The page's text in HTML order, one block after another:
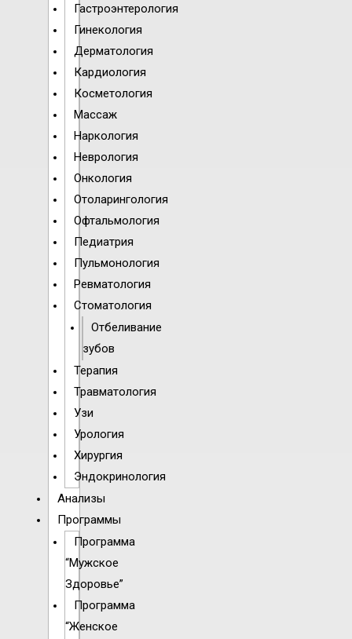
Гастроэнтерология
Гинекология
Дерматология
Кардиология
Косметология
Массаж
Наркология
Неврология
Онкология
Отоларингология
Офтальмология
Педиатрия
Пульмонология
Ревматология
Стоматология
Отбеливание
зубов
Терапия
Травматология
Узи
Урология
Хирургия
Эндокринология
Анализы
Программы
Программа
“Мужское
Здоровье”
Программа
“Женское